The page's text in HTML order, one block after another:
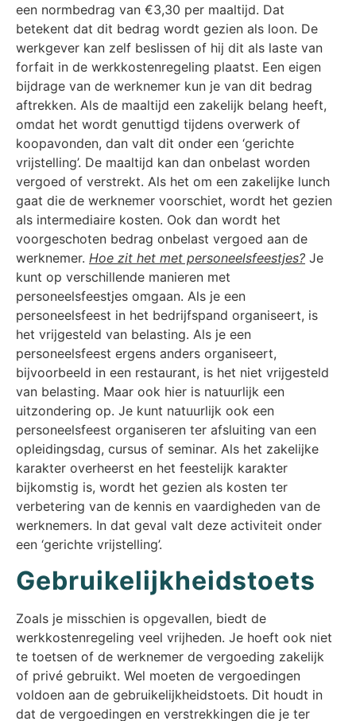
een normbedrag van €3,30 per maaltijd. Dat
betekent dat dit bedrag wordt gezien als loon. De
werkgever kan zelf beslissen of hij dit als laste van
forfait in de werkkostenregeling plaatst. Een eigen
bijdrage van de werknemer kun je van dit bedrag
aftrekken. Als de maaltijd een zakelijk belang heeft,
omdat het wordt genuttigd tijdens overwerk of
koopavonden, dan valt dit onder een ‘gerichte
vrijstelling’. De maaltijd kan dan onbelast worden
vergoed of verstrekt. Als het om een zakelijke lunch
gaat die de werknemer voorschiet, wordt het gezien
als intermediaire kosten. Ook dan wordt het
voorgeschoten bedrag onbelast vergoed aan de
werknemer. Hoe zit het met personeelsfeestjes? Je
kunt op verschillende manieren met
personeelsfeestjes omgaan. Als je een
personeelsfeest in het bedrijfspand organiseert, is
het vrijgesteld van belasting. Als je een
personeelsfeest ergens anders organiseert,
bijvoorbeeld in een restaurant, is het niet vrijgesteld
van belasting. Maar ook hier is natuurlijk een
uitzondering op. Je kunt natuurlijk ook een
personeelsfeest organiseren ter afsluiting van een
opleidingsdag, cursus of seminar. Als het zakelijke
karakter overheerst en het feestelijk karakter
bijkomstig is, wordt het gezien als kosten ter
verbetering van de kennis en vaardigheden van de
werknemers. In dat geval valt deze activiteit onder
een ‘gerichte vrijstelling’.
Gebruikelijkheidstoets
Zoals je misschien is opgevallen, biedt de
werkkostenregeling veel vrijheden. Je hoeft ook niet
te toetsen of de werknemer de vergoeding zakelijk
of privé gebruikt. Wel moeten de vergoedingen
voldoen aan de gebruikelijkheidstoets. Dit houdt in
dat de vergoedingen en verstrekkingen die je ter